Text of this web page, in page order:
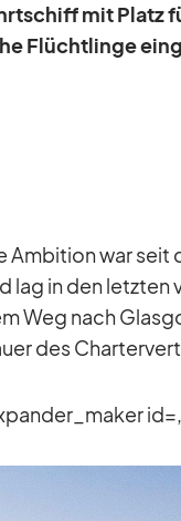
mit Platz
Flücht­linge
Am­bi­tion war seit
lag in den letz­ten
Weg nach
des